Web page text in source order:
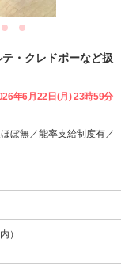
・クレドポーなど扱
年6月22日(月) 23時59分
ぼ無／能率支給制度有／
）